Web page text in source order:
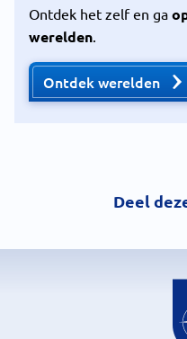
Ontdek het zelf en ga
werelden.
Ontdek werelden
Deel